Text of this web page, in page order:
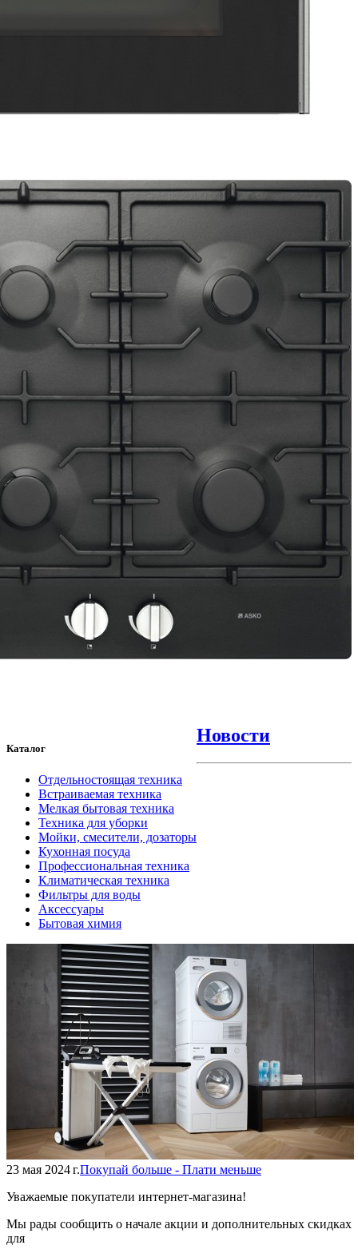
Каталог
Отдельностоящая техника
Встраиваемая техника
Мелкая бытовая техника
Техника для уборки
Мойки, смесители, дозаторы
Кухонная посуда
Профессиональная техника
Климатическая техника
Фильтры для воды
Аксессуары
Бытовая химия
Новости
23 мая 2024 г.Покупай больше - Плати меньше
Уважаемые покупатели интернет-магазина!
Мы рады сообщить о начале акции и дополнительных скидках
для